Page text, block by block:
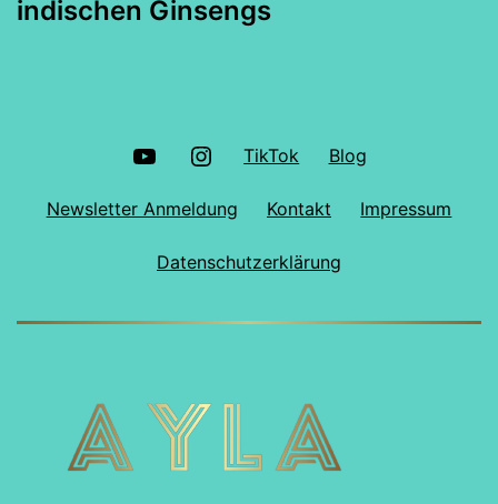
indischen Ginsengs
YouTube Instagram
TikTok Blog
Newsletter Anmeldung Kontakt Impressum
Datenschutzerklärung